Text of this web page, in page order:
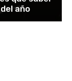
año